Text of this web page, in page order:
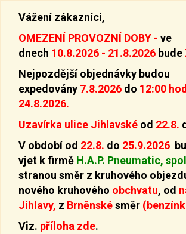
Vážení zákazníci,
OMEZENÍ PROVOZNÍ DOBY - ve
dnech 10.8.2026 - 21.8.2026 bude
Nejpozdější objednávky budou
expedovány 7.8.2026 do 12:00
24.8.2026.
Uzavírka ulice Jihlavské od 22.8.
V období od 22.8. do 25.9.2026
vjet k firmě H.A.P. Pneumatic,
stranou směr z kruhového
nového kruhového obchvatu, od
Jihlavy, z Brněnskésměr
Viz. příloha zde.